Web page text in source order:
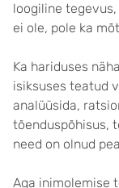
loogiline
ei ole, pole ka
Ka hariduses
isiksuses teatud
analüüsida,
tõenduspõhisus,
need on olnud
Aga inimolemise